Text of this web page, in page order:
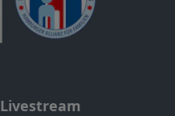
Livestream